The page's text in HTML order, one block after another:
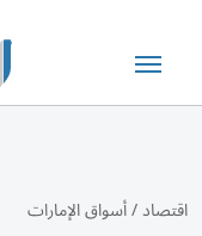
اقتصاد/أسواق الإمارات